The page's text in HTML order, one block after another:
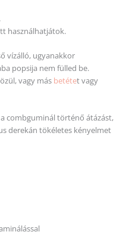
használhatjátok.
vízálló, ugyanakkor
popsija nem fülled be.
vagy más betétet vagy
combguminál történő átázást,
derekán tökéletes kényelmet